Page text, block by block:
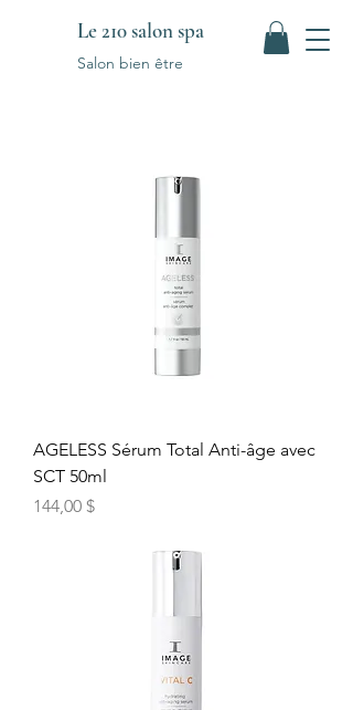
Le 210 salon spa
Salon bien être
AGELESS Sérum Total Anti-âge avec
SCT 50ml
Prix
144,00 $